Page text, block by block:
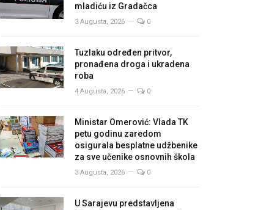
mladiću iz Gradačca
3 Augusta, 2026 0
Tuzlaku određen pritvor,
pronađena droga i ukradena
roba
4 Augusta, 2026 0
Ministar Omerović: Vlada TK
petu godinu zaredom
osigurala besplatne udžbenike
za sve učenike osnovnih škola
3 Augusta, 2026 0
U Sarajevu predstavljena